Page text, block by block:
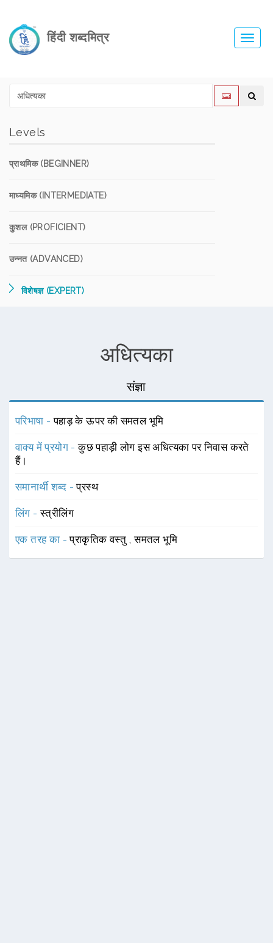
हिंदी शब्दमित्र
Levels
प्राथमिक (BEGINNER)
माध्यमिक (INTERMEDIATE)
कुशल (PROFICIENT)
उन्नत (ADVANCED)
विशेषज्ञ (EXPERT)
अधित्यका
संज्ञा
परिभाषा -पहाड़ के ऊपर की समतल भूमि
वाक्य में प्रयोग -कुछ पहाड़ी लोग इस अधित्यका पर निवास करते
हैं।
समानार्थी शब्द -प्रस्थ
लिंग -स्त्रीलिंग
एक तरह का -प्राकृतिक वस्तु ,समतल भूमि